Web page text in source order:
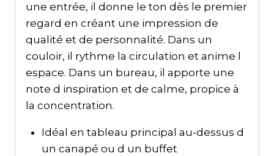
une entrée, il donne le ton dès le premier
regard en créant une impression de
qualité et de personnalité. Dans un
couloir, il rythme la circulation et anime l
espace. Dans un bureau, il apporte une
note d inspiration et de calme, propice à
la concentration.
Idéal en tableau principal au-dessus d
un canapé ou d un buffet